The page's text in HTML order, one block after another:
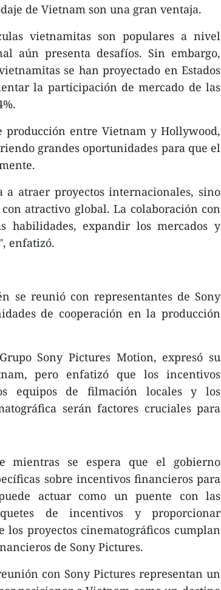
de Vietnam son una gran ventaja.
vietnamitas son populares a nivel
aún presenta desafíos. Sin embargo,
se han proyectado en Estados
la participación de mercado de las
producción entre Vietnam y Hollywood,
grandes oportunidades para que el
atraer proyectos internacionales, sino
atractivo global. La colaboración con
habilidades, expandir los mercados y
enfatizó.
se reunió con representantes de Sony
de cooperación en la producción
Sony Pictures Motion, expresó su
pero enfatizó que los incentivos
equipos de filmación locales y los
serán factores cruciales para
mientras se espera que el gobierno
sobre incentivos financieros para
actuar como un puente con las
de incentivos y proporcionar
los proyectos cinematográficos cumplan
de Sony Pictures.
con Sony Pictures representan un